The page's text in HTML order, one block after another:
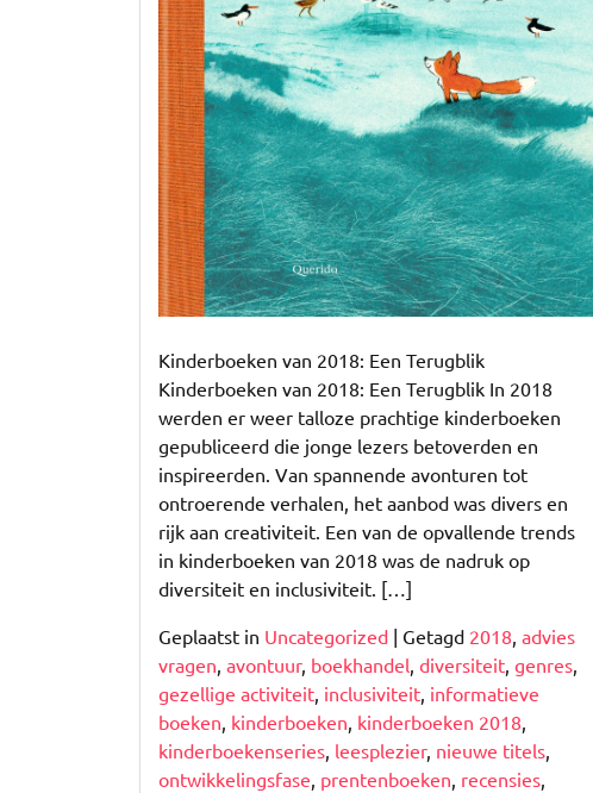
Kinderboeken van 2018: Een Terugblik
Kinderboeken van 2018: Een Terugblik In 2018
werden er weer talloze prachtige kinderboeken
gepubliceerd die jonge lezers betoverden en
inspireerden. Van spannende avonturen tot
ontroerende verhalen, het aanbod was divers en
rijk aan creativiteit. Een van de opvallende trends
in kinderboeken van 2018 was de nadruk op
diversiteit en inclusiviteit. […]
Geplaatst in Uncategorized | Getagd 2018, advies
vragen, avontuur, boekhandel, diversiteit, genres,
gezellige activiteit, inclusiviteit, informatieve
boeken, kinderboeken, kinderboeken 2018,
kinderboekenseries, leesplezier, nieuwe titels,
ontwikkelingsfase, prentenboeken, recensies,